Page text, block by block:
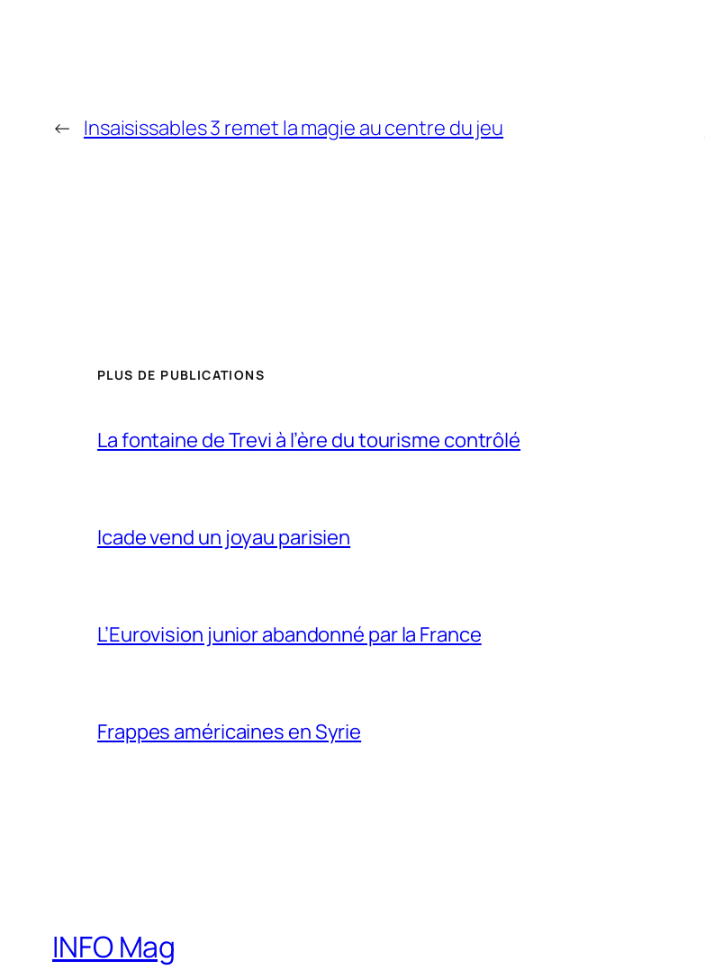
← Insaisissables 3 remet la magie au centre du jeu
PLUS DE PUBLICATIONS
La fontaine de Trevi à l’ère du tourisme contrôlé
Icade vend un joyau parisien
L’Eurovision junior abandonné par la France
Frappes américaines en Syrie
INFO Mag